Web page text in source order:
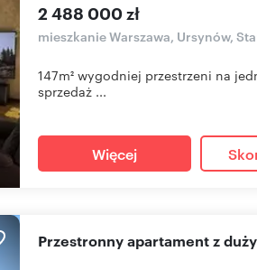
2 488 000 zł
mieszkanie Warszawa, Ursynów,
147m² wygodniej przestrzeni na
sprzedaż ...
Więcej
Przestronny apartament z